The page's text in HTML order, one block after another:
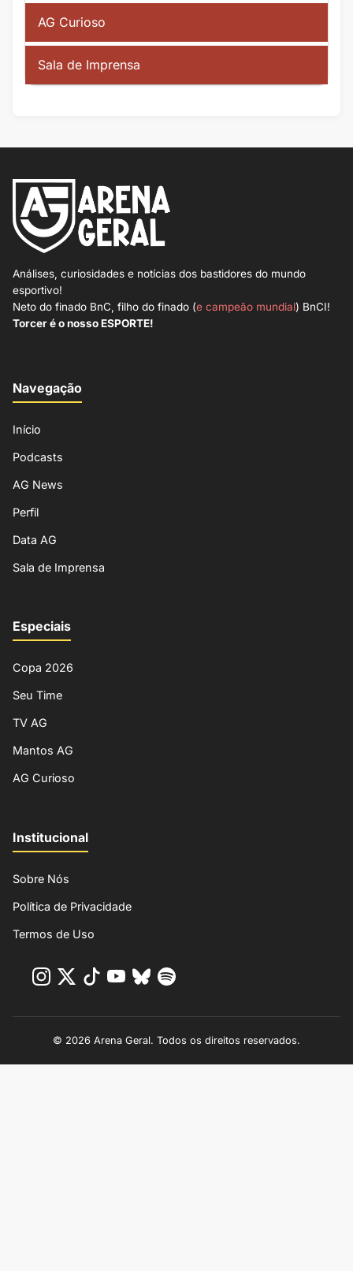
AG Curioso
Sala de Imprensa
Análises, curiosidades e notícias dos bastidores do mundo
esportivo!
Neto do finado BnC, filho do finado (e campeão mundial) BnCI!
Torcer é o nosso ESPORTE!
Navegação
Início
Podcasts
AG News
Perfil
Data AG
Sala de Imprensa
Especiais
Copa 2026
Seu Time
TV AG
Mantos AG
AG Curioso
Institucional
Sobre Nós
Política de Privacidade
Termos de Uso
© 2026 Arena Geral. Todos os direitos reservados.